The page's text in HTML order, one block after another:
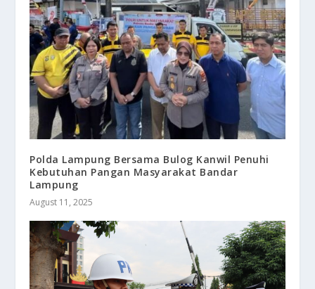
Polda Lampung Bersama Bulog Kanwil Penuhi
Kebutuhan Pangan Masyarakat Bandar
Lampung
August 11, 2025